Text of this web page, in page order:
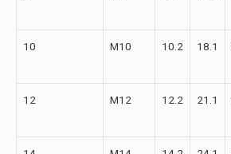
10 M10 10.2 18.1
12 M12 12.2 21.1